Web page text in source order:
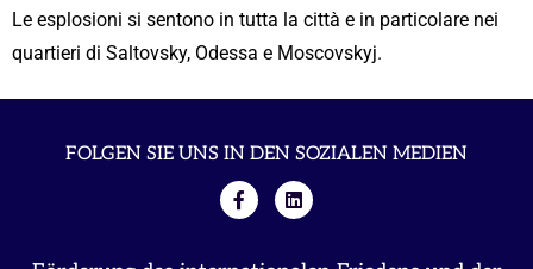
Le esplosioni si sentono in tutta la città e in particolare nei
quartieri di Saltovsky, Odessa e Moscovskyj.
FOLGEN SIE UNS IN DEN SOZIALEN MEDIEN